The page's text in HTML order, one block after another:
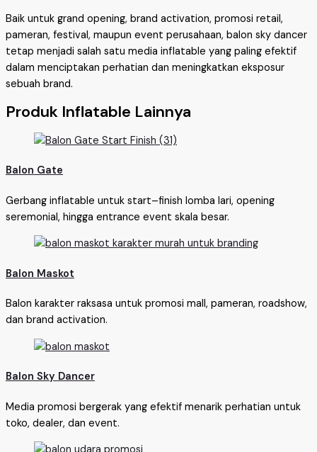
Baik untuk grand opening, brand activation, promosi retail,
pameran, festival, maupun event perusahaan, balon sky dancer
tetap menjadi salah satu media inflatable yang paling efektif
dalam menciptakan perhatian dan meningkatkan eksposur
sebuah brand.
Produk Inflatable Lainnya
Balon Gate
Gerbang inflatable untuk start–finish lomba lari, opening
seremonial, hingga entrance event skala besar.
Balon Maskot
Balon karakter raksasa untuk promosi mall, pameran, roadshow,
dan brand activation.
Balon Sky Dancer
Media promosi bergerak yang efektif menarik perhatian untuk
toko, dealer, dan event.